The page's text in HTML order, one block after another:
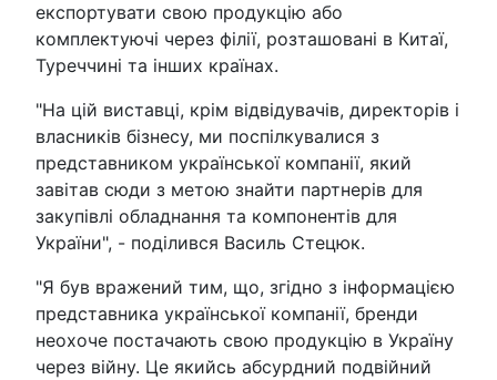
експортувати свою продукцію або
комплектуючі через філії, розташовані в Китаї,
Туреччині та інших країнах.
"На цій виставці, крім відвідувачів, директорів і
власників бізнесу, ми поспілкувалися з
представником української компанії, який
завітав сюди з метою знайти партнерів для
закупівлі обладнання та компонентів для
України", - поділився Василь Стецюк.
"Я був вражений тим, що, згідно з інформацією
представника української компанії, бренди
неохоче постачають свою продукцію в Україну
через війну. Це якийсь абсурдний подвійний